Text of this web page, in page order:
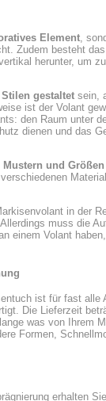
Element,
Zudem besteht
herunter, um
gestaltet sein,
ist der Volant
den Raum unter
dienen und das
und Größen
in der
muss die
einem Volant
ist für fast
Die Lieferzeit
was von Ihrem
Formen,
erhalten